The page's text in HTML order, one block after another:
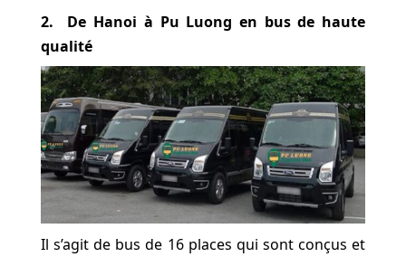
2. De Hanoi à Pu Luong en bus de haute
qualité
Il s’agit de bus de 16 places qui sont conçus et